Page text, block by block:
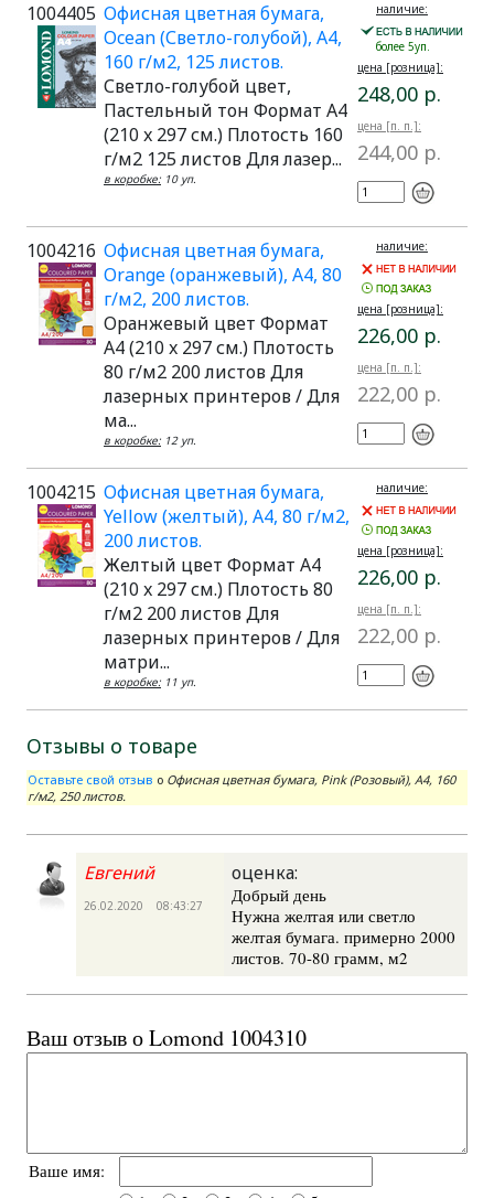
1004405 Офисная цветная бумага,
Ocean (Светло-голубой), A4,
160 г/м2, 125 листов.
Светло-голубой цвет,
Пастельный тон Формат A4
(210 x 297 см.) Плотость 160
г/м2 125 листов Для лазер...
в коробке: 10 уп.
наличие:
более 5уп.
цена [розница]:
248,00 р.
цена [п. п.]:
244,00 р.
1004216 Офисная цветная бумага,
Orange (оранжевый), A4, 80
г/м2, 200 листов.
Оранжевый цвет Формат
A4 (210 x 297 см.) Плотость
80 г/м2 200 листов Для
лазерных принтеров / Для
ма...
в коробке: 12 уп.
наличие:
цена [розница]:
226,00 р.
цена [п. п.]:
222,00 р.
1004215 Офисная цветная бумага,
Yellow (желтый), A4, 80 г/м2,
200 листов.
Желтый цвет Формат A4
(210 x 297 см.) Плотость 80
г/м2 200 листов Для
лазерных принтеров / Для
матри...
в коробке: 11 уп.
наличие:
цена [розница]:
226,00 р.
цена [п. п.]:
222,00 р.
Отзывы о товаре
Оставьте свой отзыв о Офисная цветная бумага, Pink (Розовый), A4, 160
г/м2, 250 листов.
Евгений
26.02.2020 08:43:27
оценка:
Добрый день
Нужна желтая или светло
желтая бумага. примерно 2000
листов. 70-80 грамм, м2
Ваш отзыв о Lomond 1004310
Ваше имя: